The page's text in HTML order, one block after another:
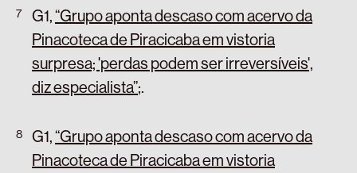
G1,“Grupo aponta descaso com acervo da
Pinacoteca de Piracicaba em vistoria
surpresa; 'perdas podem ser irreversíveis',
diz especialista”;.
G1,“Grupo aponta descaso com acervo da
Pinacoteca de Piracicaba em vistoria